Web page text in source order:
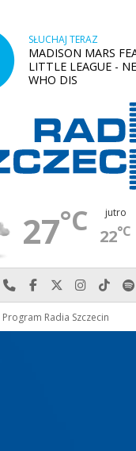
SŁUCHAJ TERAZ
MADISON MARS
LITTLE LEAGUE -
WHO DIS
27°C jutro
22°C
Najlepiej po prostu do
Odwiedź nas na
Odwiedź nas
Program Radia Szczecin